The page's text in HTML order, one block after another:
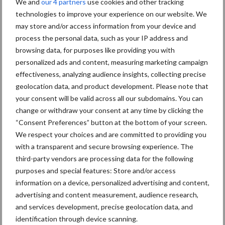
We and our 4 partners use cookies and other tracking
technologies to improve your experience on our website. We
may store and/or access information from your device and
process the personal data, such as your IP address and
browsing data, for purposes like providing you with
personalized ads and content, measuring marketing campaign
effectiveness, analyzing audience insights, collecting precise
geolocation data, and product development. Please note that
your consent will be valid across all our subdomains. You can
change or withdraw your consent at any time by clicking the
“Consent Preferences” button at the bottom of your screen.
We respect your choices and are committed to providing you
with a transparent and secure browsing experience. The
third-party vendors are processing data for the following
purposes and special features: Store and/or access
information on a device, personalized advertising and content,
advertising and content measurement, audience research,
and services development, precise geolocation data, and
identification through device scanning.
marktaandeel groeien in
krimpende Nederlandse
markt
Tien praktische tips voor
een langere levensduur
“Vraag naar praktische
hygieneoplossingen is in
Polen groter dan ooit”
Themapagina's